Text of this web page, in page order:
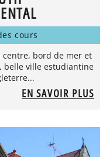
cours
bord de mer et
belle ville estudiantine
EN SAVOIR PLUS